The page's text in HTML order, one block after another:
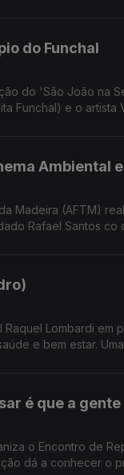
do Funchal
do 'São João na
Funchal) e o artista
Ambiental
Madeira (AFTM)
da Madalena e da Junta de
e bem estar.
é que a
o Encontro de
dá a conhecer o